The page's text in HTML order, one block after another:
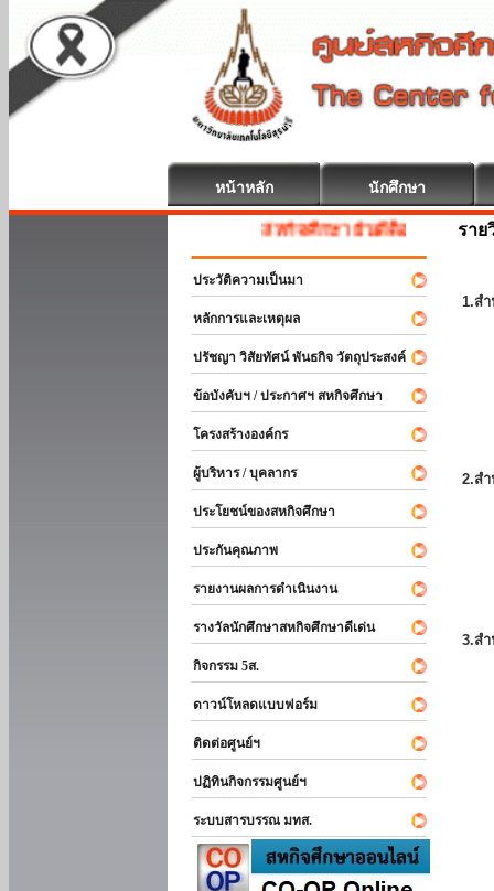
หน้าหลัก นักศึกษา
สหกิจศึกษา ยินดีต้อนรับ
ประวัติความเป็นมา
หลักการและเหตุผล
ปรัชญา วิสัยทัศน์ พันธกิจ วัตถุประสงค์
ข้อบังคับฯ / ประกาศฯ สหกิจศึกษา
โครงสร้างองค์กร
ผู้บริหาร / บุคลากร
ประโยชน์ของสหกิจศึกษา
ประกันคุณภาพ
รายงานผลการดำเนินงาน
รางวัลนักศึกษาสหกิจศึกษาดีเด่น
กิจกรรม 5ส.
ดาวน์โหลดแบบฟอร์ม
ติดต่อศูนย์ฯ
ปฏิทินกิจกรรมศูนย์ฯ
ระบบสารบรรณ มทส.
ราย
1.ส
2.ส
3.ส